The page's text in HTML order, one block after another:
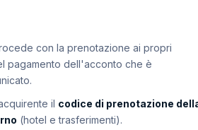
con la prenotazione ai propri
pagamento dell'acconto che è
il codice di prenotazione
(hotel e trasferimenti).